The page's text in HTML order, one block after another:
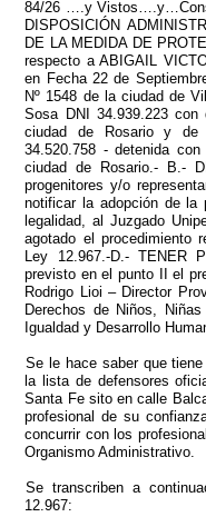
84/26 ….y
DISPOSICIÓN
DE LA MEDIDA DE
respecto a ABIGAIL
en Fecha 22 de
Nº 1548 de la ciudad de
Sosa DNI 34.939.223
ciudad de Rosario y de
34.520.758 - detenida
ciudad de Rosario.- B.-
progenitores y/o
notificar la adopción de la
legalidad, al Juzgado
agotado el procedimiento
Ley 12.967.-D.- TENER
previsto en el punto II el
Rodrigo Lioi – Director
Derechos de Niños,
Igualdad y Desarrollo
Se le hace saber que
la lista de defensores
Santa Fe sito en calle
profesional de su
concurrir con los
Organismo Administrativo.
Se transcriben a
12.967: